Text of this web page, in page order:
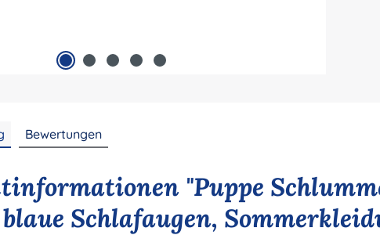
Bewertungen
"Puppe
Schlafaugen,